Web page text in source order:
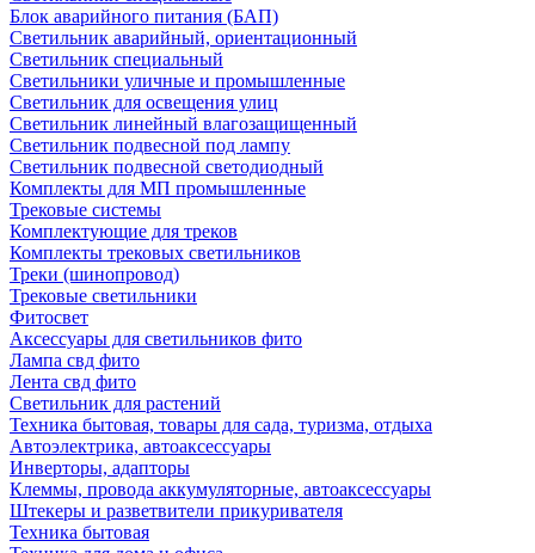
Блок аварийного питания (БАП)
Светильник аварийный, ориентационный
Светильник специальный
Светильники уличные и промышленные
Светильник для освещения улиц
Светильник линейный влагозащищенный
Светильник подвесной под лампу
Светильник подвесной светодиодный
Комплекты для МП промышленные
Трековые системы
Комплектующие для треков
Комплекты трековых светильников
Треки (шинопровод)
Трековые светильники
Фитосвет
Аксессуары для светильников фито
Лампа свд фито
Лента свд фито
Светильник для растений
Техника бытовая, товары для сада, туризма, отдыха
Автоэлектрика, автоаксессуары
Инверторы, адапторы
Клеммы, провода аккумуляторные, автоаксессуары
Штекеры и разветвители прикуривателя
Техника бытовая